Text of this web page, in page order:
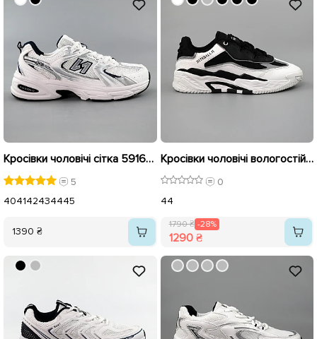
Кросівки чоловічі сітка 591602 Білі сині
5
404142434445
1390 ₴
Кросівки чоловічі вологостійкі 590069 Білі чорні розпродаж
0
44
1790 ₴ -28%
1290 ₴